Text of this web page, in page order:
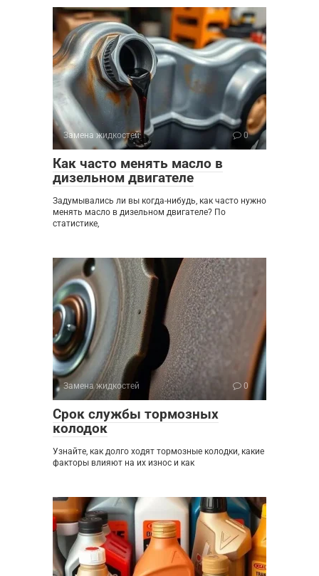
Замена жидкостей 0
Как часто менять масло в
дизельном двигателе
Задумывались ли вы когда-нибудь, как часто нужно
менять масло в дизельном двигателе? По
статистике,
Замена жидкостей 0
Срок службы тормозных
колодок
Узнайте, как долго ходят тормозные колодки, какие
факторы влияют на их износ и как